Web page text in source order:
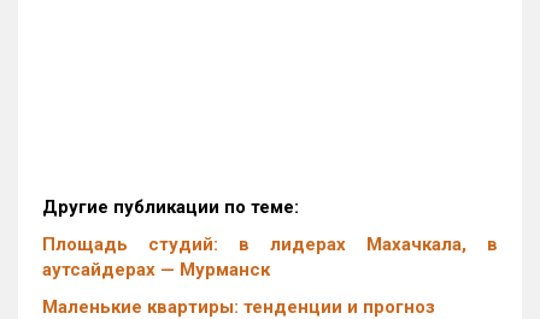
Другие публикации по теме:
Площадь студий: в лидерах Махачкала, в
аутсайдерах — Мурманск
Маленькие квартиры: тенденции и прогноз